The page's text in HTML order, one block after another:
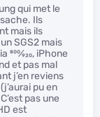
qui met le
Ils
mais ils
SGS2 mais
800⁄920, iPhone
et pas mal
j’en reviens
pu en
pas une
est